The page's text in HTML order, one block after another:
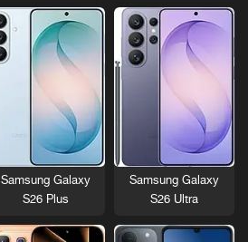
Samsung Galaxy
S26 Ultra
Samsung Galaxy
S26 Plus